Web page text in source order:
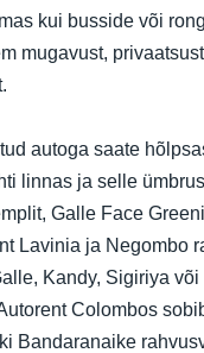
kui busside või
mugavust,
autoga saate
linnas ja selle
Galle Face
Lavinia ja Negombo
Kandy, Sigiriya või
Colombos
Bandaranaike